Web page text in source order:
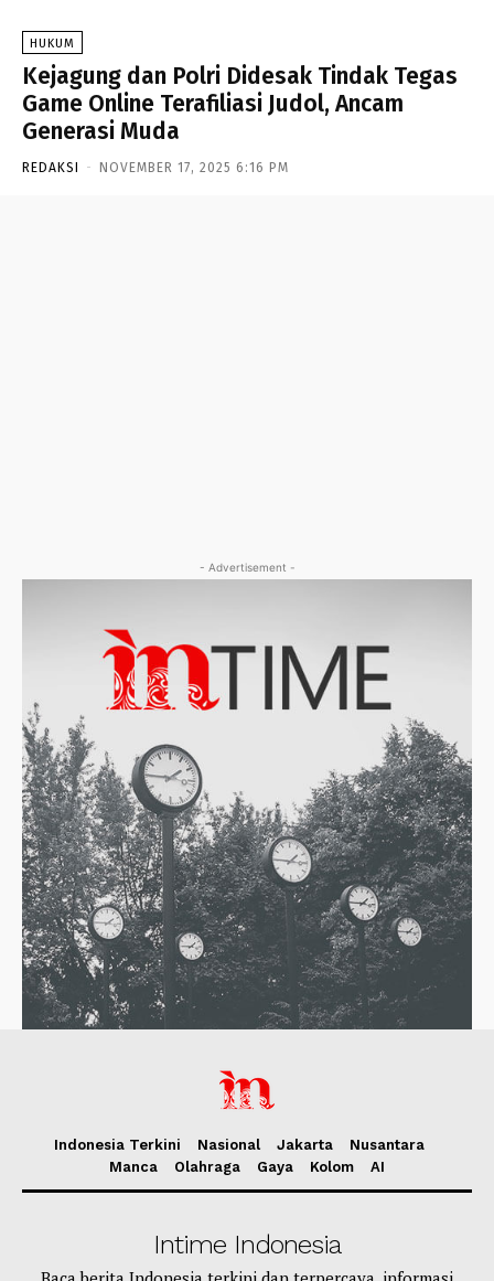
HUKUM
Kejagung dan Polri Didesak Tindak Tegas
Game Online Terafiliasi Judol, Ancam
Generasi Muda
REDAKSI - NOVEMBER 17, 2025 6:16 PM
- Advertisement -
Indonesia Terkini Nasional Jakarta
Nusantara
Manca
Olahraga Gaya Kolom AI
Intime Indonesia